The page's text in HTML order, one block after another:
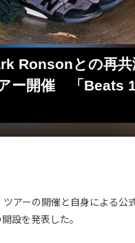
Ronsonとの再共
ー開催 「Beats
アーの開催と自身による公
設を発表した。